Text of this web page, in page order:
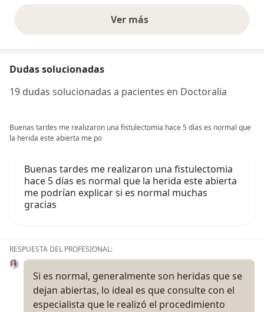
Ver másopiniones anteriores
Dudas solucionadas
19 dudas solucionadas a pacientes en Doctoralia
Buenas tardes me realizaron una fistulectomia hace 5 días es normal que
la herida este abierta me po
Buenas tardes me realizaron una fistulectomia
hace 5 días es normal que la herida este abierta
me podrían explicar si es normal muchas
gracias
RESPUESTA DEL PROFESIONAL:
Si es normal, generalmente son heridas que se
dejan abiertas, lo ideal es que consulte con el
especialista que le realizó el procedimiento